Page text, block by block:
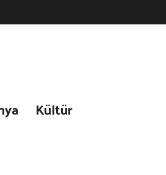
Kültür